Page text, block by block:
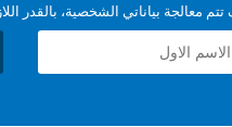
معالجة بياناتي الشخصية، بالقدر